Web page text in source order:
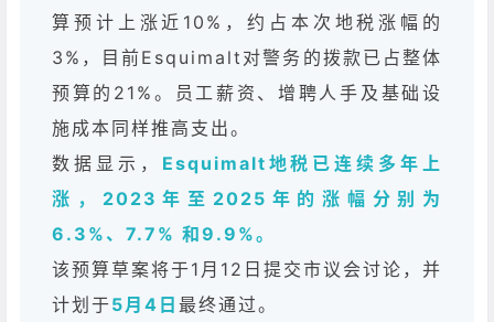
算预计上涨近10%，约占本次地税涨幅的
3%，目前Esquimalt对警务的拨款已占整体
预算的21%。员工薪资、增聘人手及基础设
施成本同样推高支出。
数据显示， Esquimalt地税已连续多年上
涨，2023年至2025年的涨幅分别为
6.3%、7.7% 和9.9%。
该预算草案将于1月12日提交市议会讨论，并
计划于5月4日 最终通过。